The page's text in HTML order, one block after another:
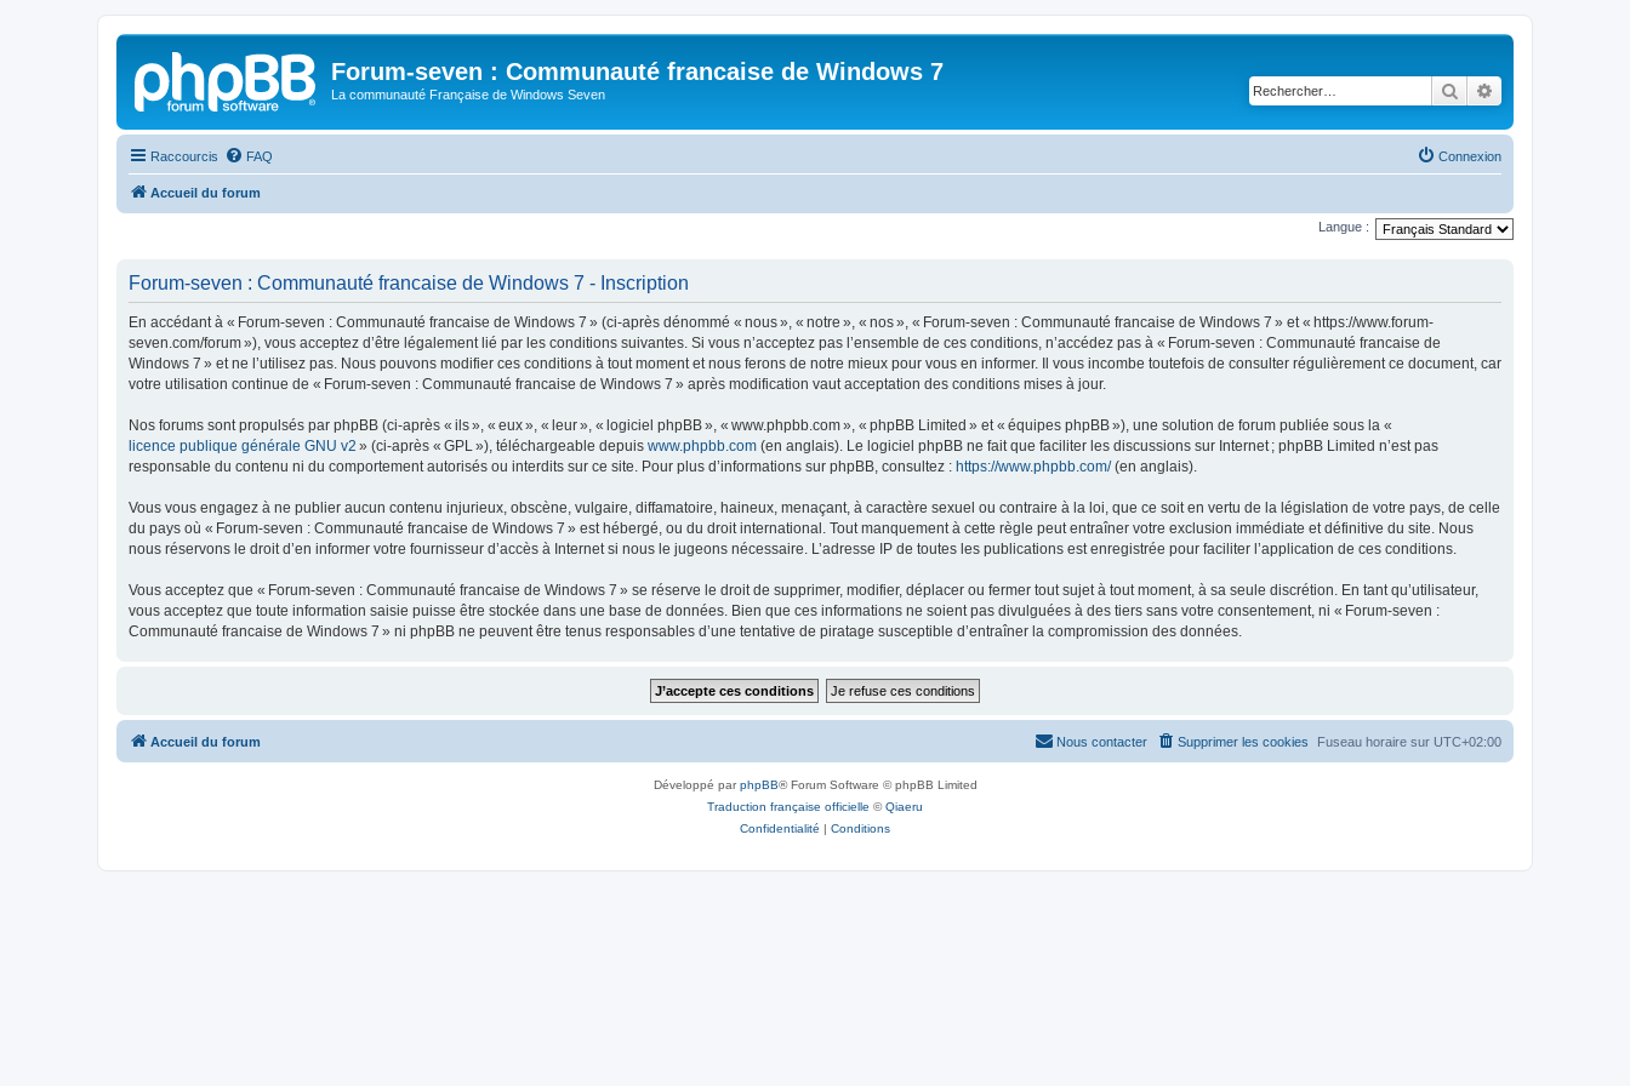
Forum-seven : Communauté francaise de Windows 7
La communauté Française de Windows Seven Rechercher
Raccourcis FAQ Connexion
Accueil du forum
Langue :
Forum-seven : Communauté francaise de Windows 7 - Inscription
En accédant à « Forum-seven : Communauté francaise de Windows 7 » (ci-après dénommé « nous », « notre », « nos », « Forum-seven : Communauté francaise de Windows 7 » et « https://www.forum-
seven.com/forum »), vous acceptez d’être légalement lié par les conditions suivantes. Si vous n’acceptez pas l’ensemble de ces conditions, n’accédez pas à « Forum-seven : Communauté francaise de
Windows 7 » et ne l’utilisez pas. Nous pouvons modifier ces conditions à tout moment et nous ferons de notre mieux pour vous en informer. Il vous incombe toutefois de consulter régulièrement ce document, car
votre utilisation continue de « Forum-seven : Communauté francaise de Windows 7 » après modification vaut acceptation des conditions mises à jour.
Nos forums sont propulsés par phpBB (ci-après « ils », « eux », « leur », « logiciel phpBB », « www.phpbb.com », « phpBB Limited » et « équipes phpBB »), une solution de forum publiée sous la «
licence publique générale GNU v2 » (ci-après « GPL »), téléchargeable depuis www.phpbb.com (en anglais). Le logiciel phpBB ne fait que faciliter les discussions sur Internet ; phpBB Limited n’est pas
responsable du contenu ni du comportement autorisés ou interdits sur ce site. Pour plus d’informations sur phpBB, consultez : https://www.phpbb.com/(en anglais).
Vous vous engagez à ne publier aucun contenu injurieux, obscène, vulgaire, diffamatoire, haineux, menaçant, à caractère sexuel ou contraire à la loi, que ce soit en vertu de la législation de votre pays, de celle
du pays où « Forum-seven : Communauté francaise de Windows 7 » est hébergé, ou du droit international. Tout manquement à cette règle peut entraîner votre exclusion immédiate et définitive du site. Nous
nous réservons le droit d’en informer votre fournisseur d’accès à Internet si nous le jugeons nécessaire. L’adresse IP de toutes les publications est enregistrée pour faciliter l’application de ces conditions.
Vous acceptez que « Forum-seven : Communauté francaise de Windows 7 » se réserve le droit de supprimer, modifier, déplacer ou fermer tout sujet à tout moment, à sa seule discrétion. En tant qu’utilisateur,
vous acceptez que toute information saisie puisse être stockée dans une base de données. Bien que ces informations ne soient pas divulguées à des tiers sans votre consentement, ni « Forum-seven :
Communauté francaise de Windows 7 » ni phpBB ne peuvent être tenus responsables d’une tentative de piratage susceptible d’entraîner la compromission des données.
Accueil du forum Fuseau horaire sur UTC+02:00
Supprimer les cookies
Nous contacter
Développé parphpBB® Forum Software © phpBB Limited
Traduction française officielle ©Qiaeru
Confidentialité | Conditions